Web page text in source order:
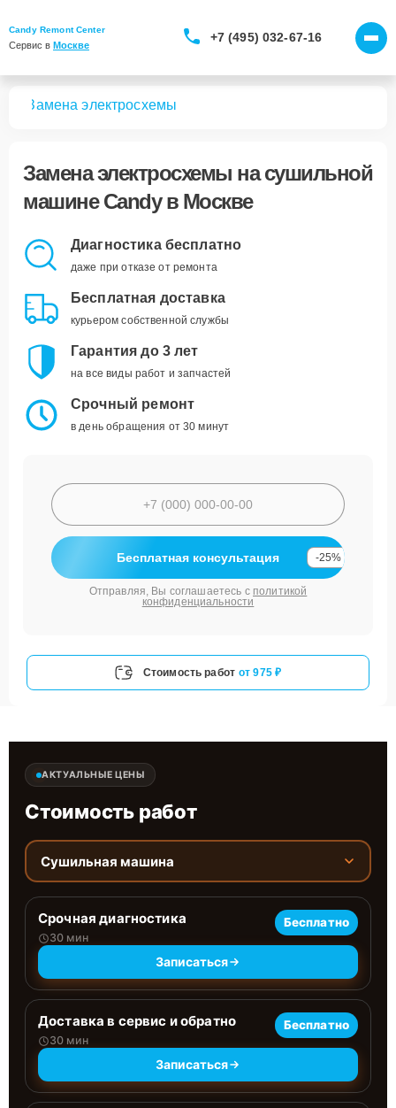
Candy Remont Center
Сервис в Москве
+7 (495) 032-67-16
Замена электросхемы
Замена электросхемы на сушильной
машине Candy в Москве
Диагностика бесплатно
даже при отказе от ремонта
Бесплатная доставка
курьером собственной службы
Гарантия до 3 лет
на все виды работ и запчастей
Срочный ремонт
в день обращения от 30 минут
Бесплатная консультация -25%
Отправляя, Вы соглашаетесь с политикой
конфиденциальности
Стоимость работ от 975 ₽
АКТУАЛЬНЫЕ ЦЕНЫ
Стоимость работ
Сушильная машина
Срочная диагностика
30 мин
Бесплатно
Записаться
Доставка в сервис и обратно
30 мин
Бесплатно
Записаться